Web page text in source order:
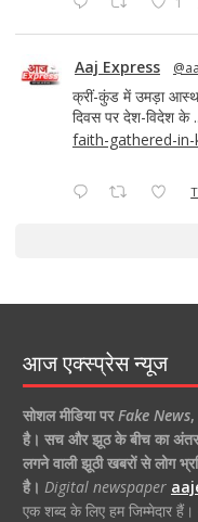
Aaj Express
क्रीं-कुंड में उमड़ा आस्था
दिवस पर देश-विदेश के
faith-gathered-in-
आज एक्स्प्रेस न्यूज
सोशल मीडिया परFake News,
है। सच और झूठ के बीच का
लगने वाली झूठी खबरों से लोग
है। Digital newspaper
एक शब्द के लिए हम जिम्मेदार हैं।